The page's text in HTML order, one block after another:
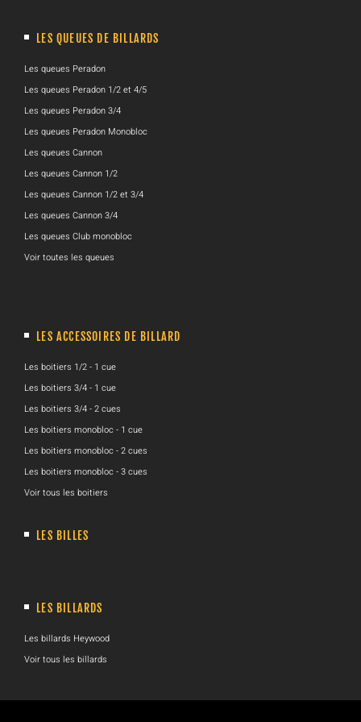
LES QUEUES DE BILLARDS
Les queues Peradon
Les queues Peradon 1/2 et 4/5
Les queues Peradon 3/4
Les queues Peradon Monobloc
Les queues Cannon
Les queues Cannon 1/2
Les queues Cannon 1/2 et 3/4
Les queues Cannon 3/4
Les queues Club monobloc
Voir toutes les queues
LES ACCESSOIRES DE BILLARD
Les boitiers 1/2 - 1 cue
Les boitiers 3/4 - 1 cue
Les boitiers 3/4 - 2 cues
Les boitiers monobloc - 1 cue
Les boitiers monobloc - 2 cues
Les boitiers monobloc - 3 cues
Voir tous les boitiers
LES BILLES
LES BILLARDS
Les billards Heywood
Voir tous les billards